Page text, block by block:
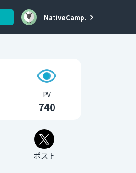
NativeCamp.
PV
740
ポスト